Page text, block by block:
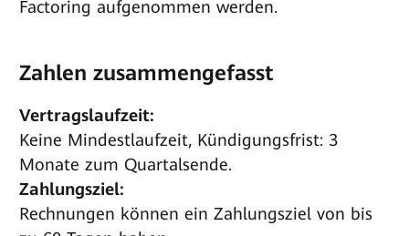
Factoring aufgenommen werden.
Zahlen zusammengefasst
Vertragslaufzeit:
Keine Mindestlaufzeit, Kündigungsfrist: 3
Monate zum Quartalsende.
Zahlungsziel:
Rechnungen können ein Zahlungsziel von bis